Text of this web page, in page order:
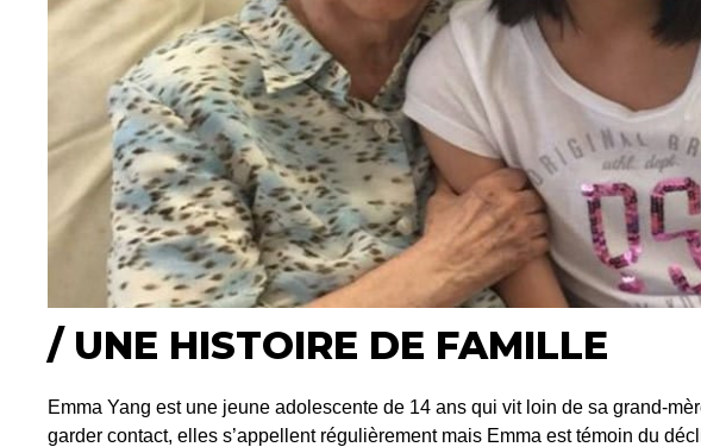
/ UNE HISTOIRE DE FAMILLE
Emma Yang est une jeune adolescente de 14 ans qui vit loin de sa grand-
garder contact, elles s’appellent régulièrement mais Emma est témoin du